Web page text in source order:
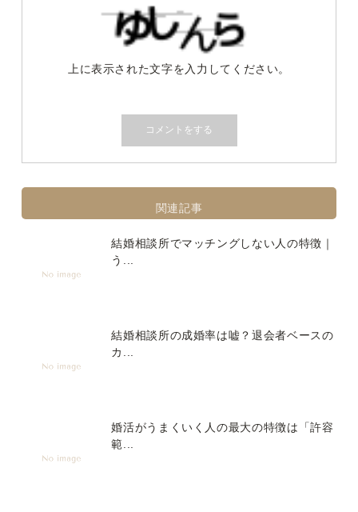
上に表示された文字を入力してください。
関連記事
結婚相談所でマッチングしない人の特徴｜
う...
結婚相談所の成婚率は嘘？退会者ベースの
カ...
婚活がうまくいく人の最大の特徴は「許容
範...